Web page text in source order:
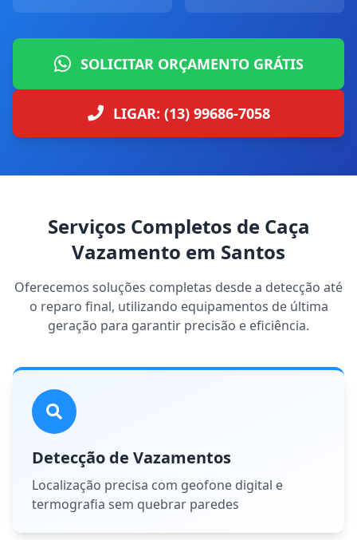
SOLICITAR ORÇAMENTO GRÁTIS
LIGAR: (13) 99686-7058
Serviços Completos de Caça
Vazamento em Santos
Oferecemos soluções completas desde a detecção até
o reparo final, utilizando equipamentos de última
geração para garantir precisão e eficiência.
Detecção de Vazamentos
Localização precisa com geofone digital e
termografia sem quebrar paredes